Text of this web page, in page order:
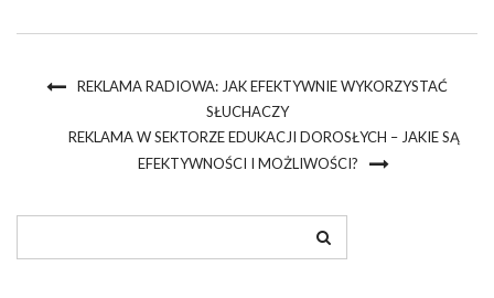
REKLAMA RADIOWA: JAK EFEKTYWNIE WYKORZYSTAĆ
SŁUCHACZY
REKLAMA W SEKTORZE EDUKACJI DOROSŁYCH – JAKIE SĄ
EFEKTYWNOŚCI I MOŻLIWOŚCI?